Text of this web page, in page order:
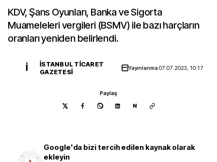
KDV, Şans Oyunları, Banka ve Sigorta
Muameleleri vergileri (BSMV) ile bazı harçların
oranları yeniden belirlendi.
İ
İSTANBUL TICARET
GAZETESI
Yayınlanma07.07.2023, 10:17
Paylaş
N
Google'da bizi tercih edilen kaynak olarak
ekleyin